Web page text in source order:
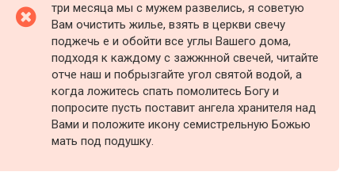
три месяца мы с мужем развелись, я советую
Вам очистить жилье, взять в церкви свечу
поджечь е и обойти все углы Вашего дома,
подходя к каждому с зажжнной свечей, читайте
отче наш и побрызгайте угол святой водой, а
когда ложитесь спать помолитесь Богу и
попросите пусть поставит ангела хранителя над
Вами и положите икону семистрельную Божью
мать под подушку.